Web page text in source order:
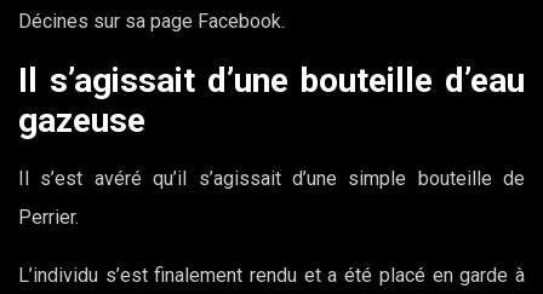
Décines sur sa page Facebook.
Il s’agissait d’une bouteille d’eau
gazeuse
Il s’est avéré qu’il s’agissait d’une simple bouteille de
Perrier.
L’individu s’est finalement rendu et a été placé en garde à